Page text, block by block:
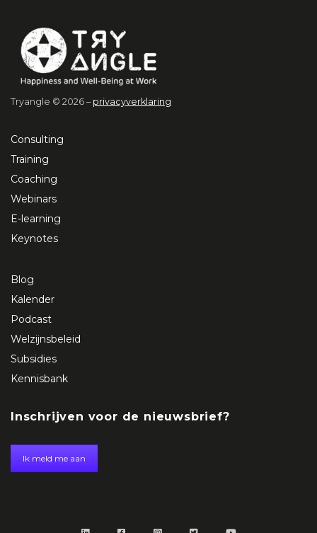
Tryangle © 2026 – privacyverklaring
Consulting
Training
Coaching
Webinars
E-learning
Keynotes
Blog
Kalender
Podcast
Welzijnsbeleid
Subsidies
Kennisbank
Inschrijven voor de nieuwsbrief?
Ik meld me aan